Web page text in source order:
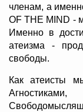
членам, а
OF THE MIND -
Именно в
атеизма -
свободы.
Как атеисты